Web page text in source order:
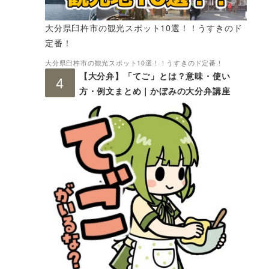
大分県臼杵市の観光スポット10選！！うすきのド
定番！
大分県臼杵市の観光スポット10選！！うすきのド定番！
【大分弁】「てご」とは？意味・使い
方・例文まとめ｜かぼみの大分弁講座